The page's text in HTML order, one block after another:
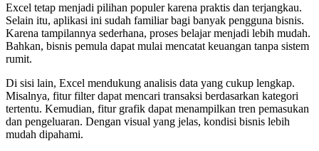
Excel tetap menjadi pilihan populer karena praktis dan terjangkau.
Selain itu, aplikasi ini sudah familiar bagi banyak pengguna bisnis.
Karena tampilannya sederhana, proses belajar menjadi lebih mudah.
Bahkan, bisnis pemula dapat mulai mencatat keuangan tanpa sistem
rumit.
Di sisi lain, Excel mendukung analisis data yang cukup lengkap.
Misalnya, fitur filter dapat mencari transaksi berdasarkan kategori
tertentu. Kemudian, fitur grafik dapat menampilkan tren pemasukan
dan pengeluaran. Dengan visual yang jelas, kondisi bisnis lebih
mudah dipahami.